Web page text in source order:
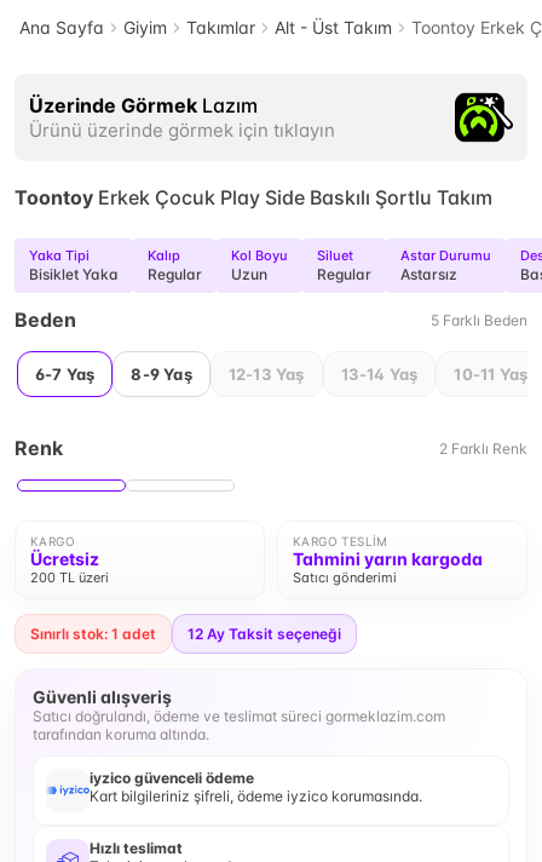
Ana Sayfa Giyim Takımlar Alt - Üst Takım Toontoy Erkek
Üzerinde Görmek Lazım
Ürünü üzerinde görmek için tıklayın
Toontoy Erkek Çocuk Play Side Baskılı Şortlu Takım
Yaka Tipi
Bisiklet Yaka
Kalıp
Regular
Kol Boyu
Uzun
Siluet
Regular
Astar Durumu
Astarsız
Beden 5 Farklı Beden
6-7 Yaş 8-9 Yaş 12-13 Yaş 13-14 Yaş 10-11 Yaş
Renk 2 Farklı Renk
KARGO
Ücretsiz
200 TL üzeri
KARGO TESLIM
Tahmini yarın kargoda
Satıcı gönderimi
Sınırlı stok: 1 adet 12 Ay Taksit seçeneği
Güvenli alışveriş
Satıcı doğrulandı, ödeme ve teslimat süreci gormeklazim.com
tarafından koruma altında.
iyzico güvenceli ödeme
Kart bilgileriniz şifreli, ödeme iyzico korumasında.
Hızlı teslimat